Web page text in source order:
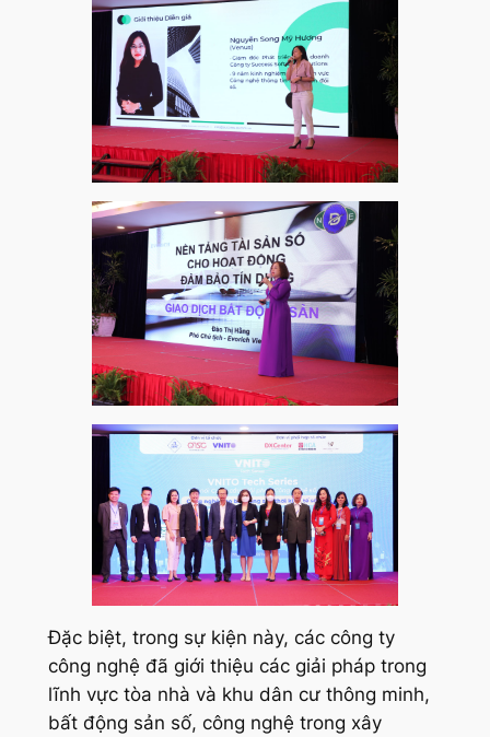
Đặc biệt, trong sự kiện này, các công ty
công nghệ đã giới thiệu các giải pháp trong
lĩnh vực tòa nhà và khu dân cư thông minh,
bất động sản số, công nghệ trong xây